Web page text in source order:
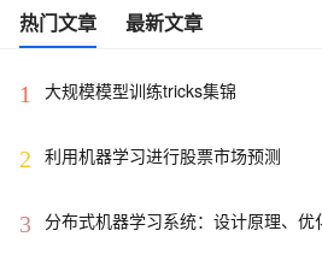
热门文章 最新文章
1 大规模模型训练tricks集锦
2 利用机器学习进行股票市场预测
3 分布式机器学习系统：设计原理、优